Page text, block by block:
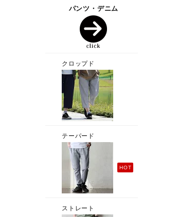
パンツ・デニム
クロップド
テーパード
HOT
ストレート